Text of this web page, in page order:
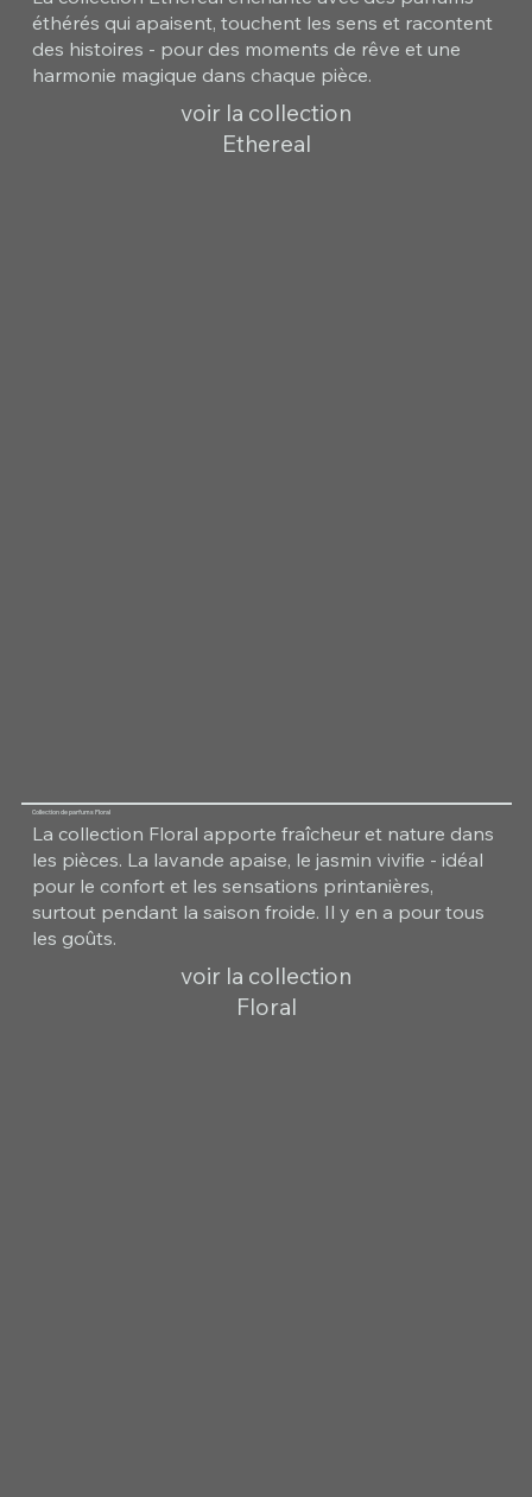
éthérés qui apaisent, touchent les sens et racontent
des histoires - pour des moments de rêve et une
harmonie magique dans chaque pièce.
voir la collection
Ethereal
Collection de parfums Floral
La collection Floral apporte fraîcheur et nature dans
les pièces. La lavande apaise, le jasmin vivifie - idéal
pour le confort et les sensations printanières,
surtout pendant la saison froide. Il y en a pour tous
les goûts.
voir la collection
Floral